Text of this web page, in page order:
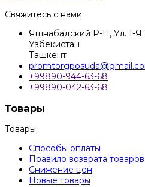
Свяжитесь с нами
Яшнабадский Р-Н, Ул. 1-Я
Узбекистан
Ташкент
+99890-944-63-68
+99890-042-63-68
Товары
Товары
Способы оплаты
Правило возврата товаров
Снижение цен
Новые товары